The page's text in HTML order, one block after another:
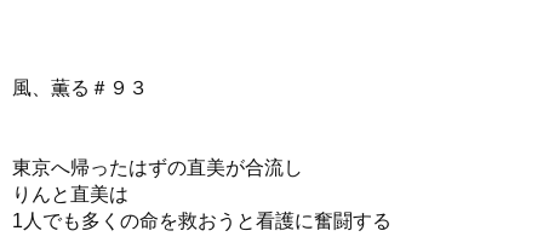
風、薫る＃９３
東京へ帰ったはずの直美が合流し
りんと直美は
1人でも多くの命を救おうと看護に奮闘する